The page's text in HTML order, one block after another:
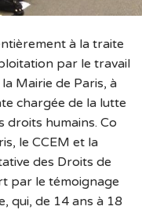
à la traite
par le travail
Mairie de Paris, à
chargée de la lutte
droits humains. Co
le CCEM et la
des Droits de
par le témoignage
qui, de 14 ans à 18